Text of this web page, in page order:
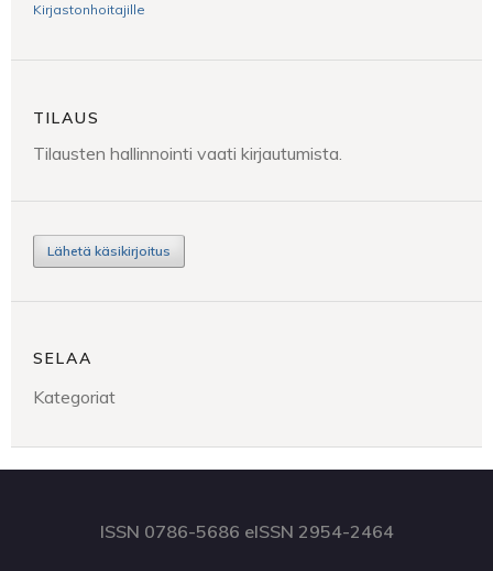
Kirjastonhoitajille
TILAUS
Tilausten hallinnointi vaati kirjautumista.
Lähetä käsikirjoitus
SELAA
Kategoriat
ISSN 0786-5686 eISSN 2954-2464